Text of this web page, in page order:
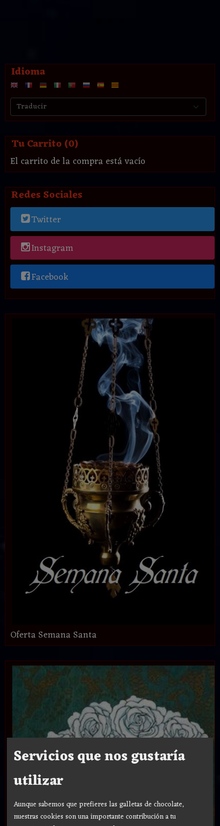
Idioma
Tu Carrito (0)
El carrito de la compra está vacío
Redes Sociales
Twitter
Instagram
Facebook
Oferta Semana Santa
Servicios que nos gustaría
utilizar
Aunque sabemos que prefieres las galletas de chocolate,
nuestras cookies son una importante contribución a tu